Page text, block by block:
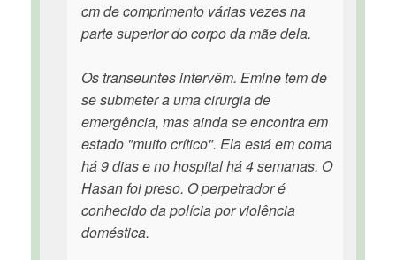
cm de comprimento várias vezes na
parte superior do corpo da mãe dela.
Os transeuntes intervêm. Emine tem de
se submeter a uma cirurgia de
emergência, mas ainda se encontra em
estado "muito crítico". Ela está em coma
há 9 dias e no hospital há 4 semanas. O
Hasan foi preso. O perpetrador é
conhecido da polícia por violência
doméstica.